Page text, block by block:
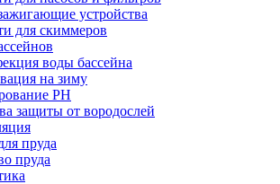
устройства
для скиммеров
воды бассейна
на зиму
PH
защиты от вородослей
пруда
пруда